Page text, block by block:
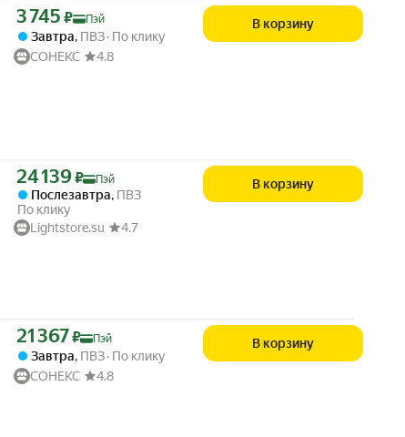
Цена с картой Яндекс Пэй 3745 ₽ вместо
3 745 ₽ Пэй
Завтра, ПВЗ По клику
СОНЕКС
4.8
В корзину
Цена с картой Яндекс Пэй 24139 ₽ вместо
24 139₽ Пэй
Послезавтра, ПВЗ
По клику
Lightstore.su
4.7
В корзину
Цена с картой Яндекс Пэй 21367 ₽ вместо
21 367₽ Пэй
Завтра, ПВЗ По клику
СОНЕКС
4.8
В корзину